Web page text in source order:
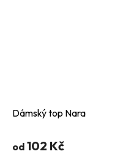
Dámský top Nara
od 102 Kč